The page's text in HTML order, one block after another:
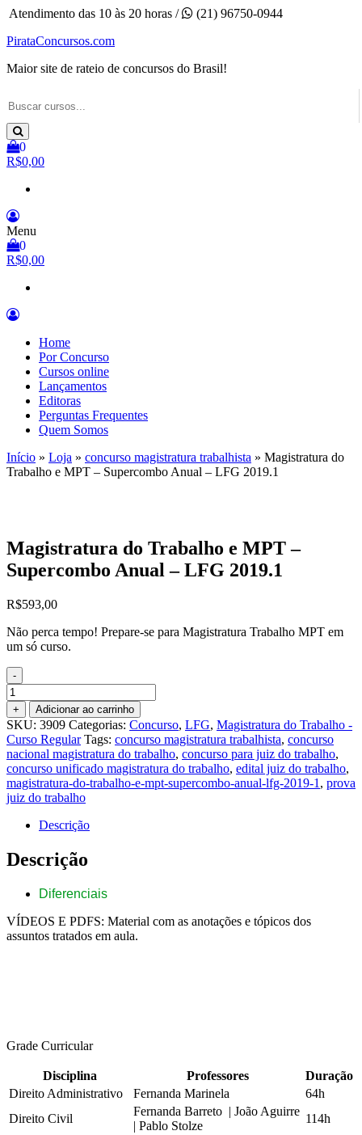
Pular
o
Atendimento das 10 às 20 horas /
(21) 96750-0944
PirataConcursos.com
Maior site de rateio de concursos do Brasil!
0
R$0,00
Menu
0
R$0,00
Home
Por Concurso
Cursos online
Lançamentos
Editoras
Perguntas Frequentes
Quem Somos
Início » Loja » concurso magistratura trabalhista » Magistratura do
Trabalho e MPT – Supercombo Anual – LFG 2019.1
Magistratura do Trabalho e MPT –
Supercombo Anual – LFG 2019.1
R$593,00
Não perca tempo! Prepare-se para Magistratura Trabalho MPT em
um só curso.
-
Magistratura
do
Trabalho
e
MPT
–
Supercombo
Anual
–
LFG
2019.1
quantidade
+ Adicionar ao carrinho
SKU: 3909 Categorias: Concurso, LFG, Magistratura do Trabalho -
Curso Regular Tags: concurso magistratura trabalhista, concurso
nacional magistratura do trabalho, concurso para juiz do trabalho,
concurso unificado magistratura do trabalho, edital juiz do trabalho,
magistratura-do-trabalho-e-mpt-supercombo-anual-lfg-2019-1 , prova
juiz do trabalho
Descrição
Descrição
Diferenciais
VÍDEOS E PDFS: Material com as anotações e tópicos dos
assuntos tratados em aula.
Grade Curricular
Disciplina Professores
Duração
Direito Administrativo
Fernanda Marinela
64h
Direito Civil
Fernanda Barreto | João Aguirre
| Pablo Stolze
114h